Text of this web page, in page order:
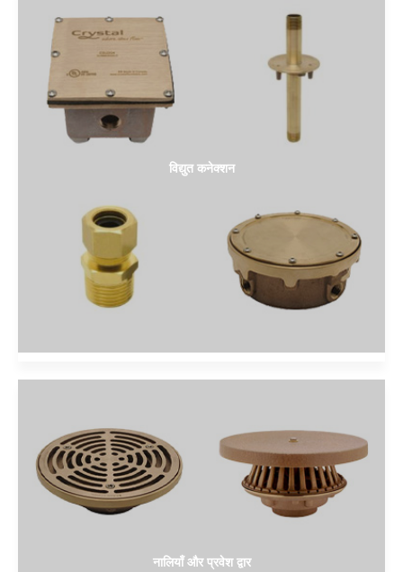
विद्युत कनेक्शन
नालियाँ और प्रवेश द्वार